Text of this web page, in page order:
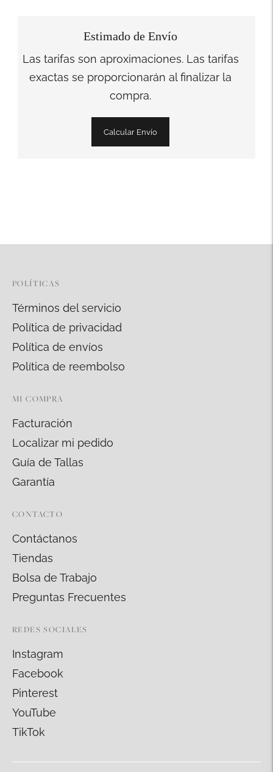
Estimado de Envío
Las tarifas son aproximaciones. Las tarifas
exactas se proporcionarán al finalizar la
compra.
Calcular Envío
POLÍTICAS
Términos del servicio
Política de privacidad
Política de envíos
Política de reembolso
MI COMPRA
Facturación
Localizar mi pedido
Guía de Tallas
Garantía
CONTACTO
Contáctanos
Tiendas
Bolsa de Trabajo
Preguntas Frecuentes
REDES SOCIALES
Instagram
Facebook
Pinterest
YouTube
TikTok